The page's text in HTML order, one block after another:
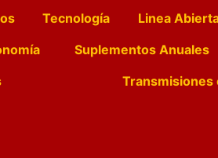
Tecnología Linea
Suplementos Anuales
Transmisiones